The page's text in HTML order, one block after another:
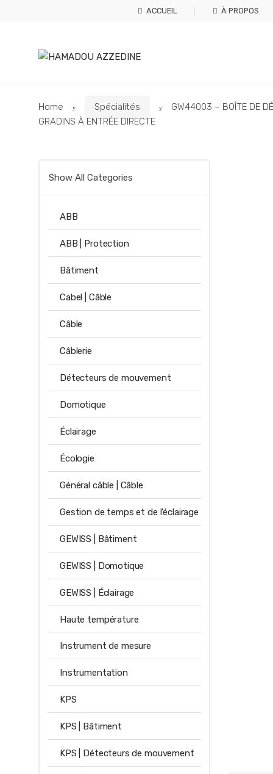
ACCUEIL À PROPOS
Home Spécialités
GW44003 – BOÎTE DE
GRADINS À ENTRÉE DIRECTE
Show All Categories
ABB
ABB | Protection
Bâtiment
Cabel | Câble
Câble
Câblerie
Détecteurs de mouvement
Domotique
Éclairage
Écologie
Général câble | Câble
Gestion de temps et de l’éclairage
GEWISS | Bâtiment
GEWISS | Domotique
GEWISS | Éclairage
Haute température
Instrument de mesure
Instrumentation
KPS
KPS | Bâtiment
KPS | Détecteurs de mouvement